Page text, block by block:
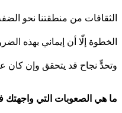
من منطقتنا نحو الضفة
إلّا أن إيماني بهذه الضرورة
نجاح قد يتحقق وإن كان على
الصعوبات التي واجهتك في